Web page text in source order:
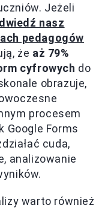
Jeżeli
nasz
pedagogów
że aż 79%
cyfrowych do
obrazuje,
procesem
Google Forms
cuda,
analizowanie
warto również